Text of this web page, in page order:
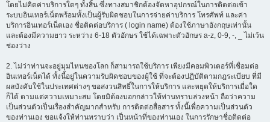
โดยไม่คิดค่าบริการใดๆ ทั้งสิ้น ซึ่งทางสมาชิกต้องจัดหาอุปกรณ์ในการติดต่อเข้า
ระบบอินเทอร์เน็ตพร้อมทั้งเป็นผู้รับผิดชอบในการจ่ายค่าบริการ โทรศัพท์ และค่า
บริการอินเทอร์เน็ตเอง ชื่อติดต่อบริการ ( login name) ต้องใช้ภาษาอังกฤษเท่านั้น
และต้องมีความยาว ระหว่าง 6-18 ตัวอักษร ใช้ได้เฉพาะตัวอักษร a-z, 0-9, -, _ ไม่เว้น
ช่องว่าง
2. ไม่ว่าท่านจะอยู่มุมไหนของโลก ก็สามารถใช้บริการ เพียงมีคอมพิวเตอร์ที่เชื่อมต่อ
อินเทอร์เน็ตได้ ทั้งนี้อยู่ในความรับผิดชอบของผู้ใช้ ที่จะต้องปฏิบัติตามกฎระเบียบ ที่มี
ผลบังคับใช้ในประเทศต่างๆ ขอสงวนสิทธิ์ในการให้บริการ และหยุดให้บริการเมื่อใด
ก็ได้ ตามแต่ความเหมาะสม โดยมิต้องบอกกล่าวให้ท่านทราบล่วงหน้า ถือว่าความ
เป็นส่วนตัวเป็นเรื่องสำคัญมากสำหรับ การติดต่อสื่อสาร ทั้งนี้เพื่อความเป็นส่วนตัว
ของท่านเอง ขอแจ้งให้ท่านทราบว่า เป็นหน้าที่ของท่านเอง ในการรักษาชื่อติดต่อ